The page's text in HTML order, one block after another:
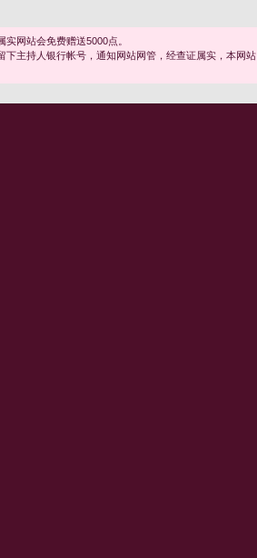
网站会免费赠送5000点。
主持人银行帐号，通知网站网管，经查证属实，本网站